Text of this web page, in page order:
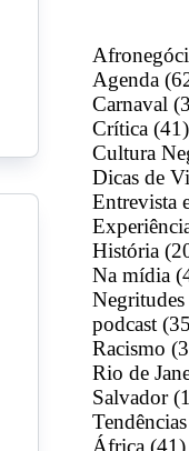
Agenda
Carnaval
Crítica (41)
Cultura
Dicas de
Entrevista
História
Na mídia
Negritudes
podcast
Racismo
Rio de
Salvador
Tendências
África (41)